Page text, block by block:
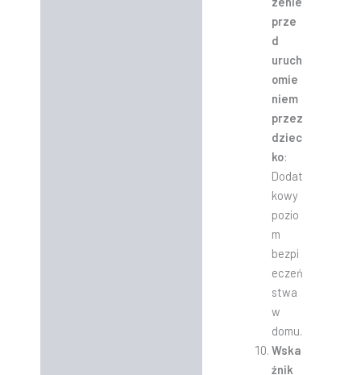
prze
d
uruch
omie
niem
przez
dziec
ko:
Dodat
kowy
pozio
m
bezpi
eczeń
stwa
w
domu.
Wska
źnik